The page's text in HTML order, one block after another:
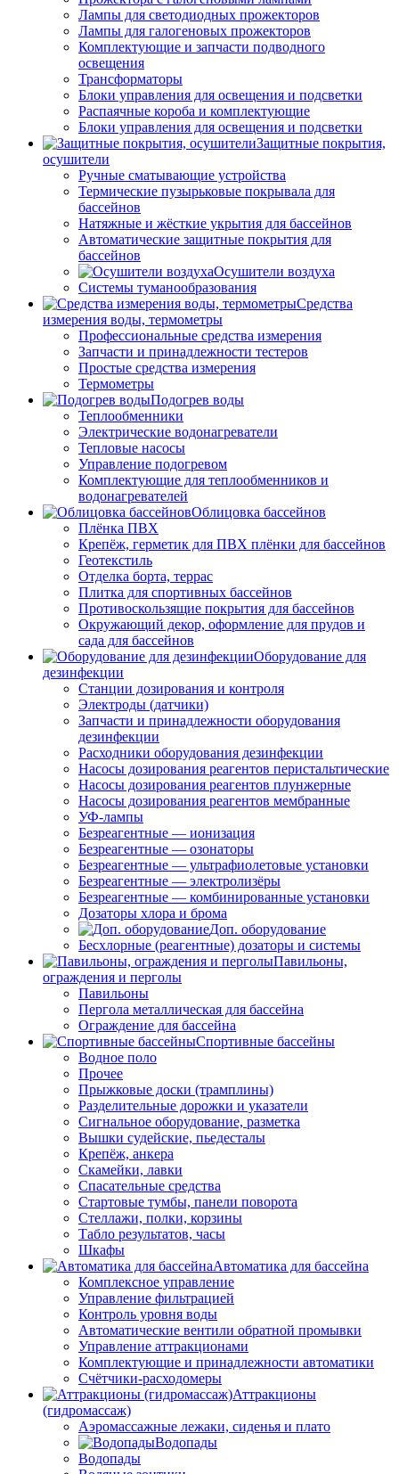
Лампы для светодиодных прожекторов
Лампы для галогеновых прожекторов
Комплектующие и запчасти подводного
освещения
Трансформаторы
Блоки управления для освещения и подсветки
Распаячные короба и комплектующие
Блоки управления для освещения и подсветки
Защитные покрытия,
осушители
Ручные сматывающие устройства
Термические пузырьковые покрывала для
бассейнов
Натяжные и жёсткие укрытия для бассейнов
Автоматические защитные покрытия для
бассейнов
Осушители воздуха
Системы туманообразования
Средства
измерения воды, термометры
Профессиональные средства измерения
Запчасти и принадлежности тестеров
Простые средства измерения
Термометры
Подогрев воды
Теплообменники
Электрические водонагреватели
Тепловые насосы
Управление подогревом
Комплектующие для теплообменников и
водонагревателей
Облицовка бассейнов
Плёнка ПВХ
Крепёж, герметик для ПВХ плёнки для бассейнов
Геотекстиль
Отделка борта, террас
Плитка для спортивных бассейнов
Противоскользящие покрытия для бассейнов
Окружающий декор, оформление для прудов и
сада для бассейнов
Оборудование для
дезинфекции
Станции дозирования и контроля
Электроды (датчики)
Запчасти и принадлежности оборудования
дезинфекции
Расходники оборудования дезинфекции
Насосы дозирования реагентов перистальтические
Насосы дозирования реагентов плунжерные
Насосы дозирования реагентов мембранные
УФ-лампы
Безреагентные — ионизация
Безреагентные — озонаторы
Безреагентные — ультрафиолетовые установки
Безреагентные — электролизёры
Безреагентные — комбинированные установки
Дозаторы хлора и брома
Доп. оборудование
Бесхлорные (реагентные) дозаторы и системы
Павильоны,
ограждения и перголы
Павильоны
Пергола металлическая для бассейна
Ограждение для бассейна
Спортивные бассейны
Водное поло
Прочее
Прыжковые доски (трамплины)
Разделительные дорожки и указатели
Cигнальное оборудование, разметка
Вышки судейские, пьедесталы
Крепёж, анкера
Скамейки, лавки
Спасательные средства
Стартовые тумбы, панели поворота
Стеллажи, полки, корзины
Табло результатов, часы
Шкафы
Автоматика для бассейна
Комплексное управление
Управление фильтрацией
Контроль уровня воды
Автоматические вентили обратной промывки
Управление аттракционами
Комплектующие и принадлежности автоматики
Счётчики-расходомеры
Аттракционы
(гидромассаж)
Аэромассажные лежаки, сиденья и плато
Водопады
Водопады